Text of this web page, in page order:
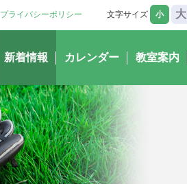
プライバシーポリシー
新着情報 カレンダー 教室案内
文字サイズ 小 大